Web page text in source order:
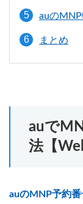
auの
まとめ
auで
法【
auのMNP予約